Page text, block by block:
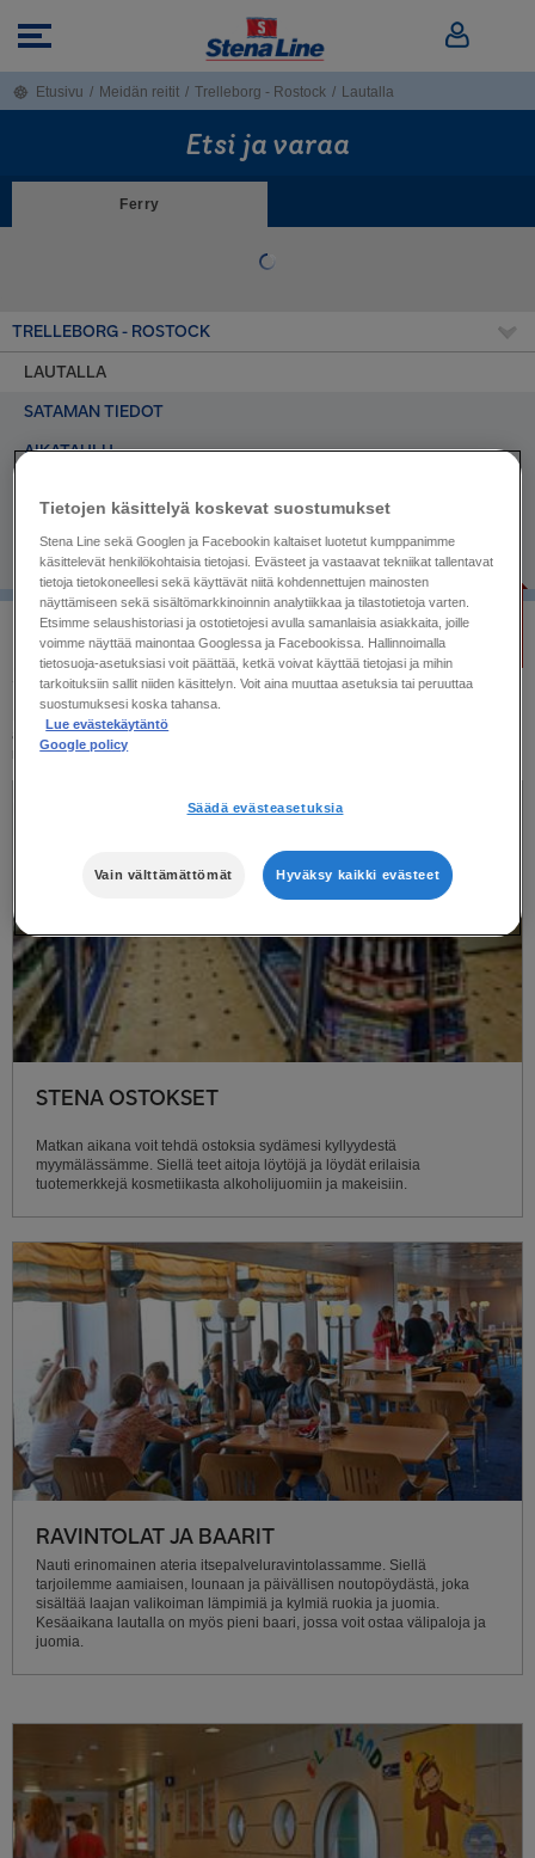
Etusivu / Meidän reitit / Trelleborg - Rostock / Lautalla
Etsi ja varaa
Ferry
TRELLEBORG - ROSTOCK
LAUTALLA
SATAMAN TIEDOT
AIKATAULU
SÄÄENNUSTE
HINTA ALKAEN€ 40,-
Auto + kuljettaja
MITÄ ODOTTAA
SINUA LAIVALLA?
Riippumatta siitä oletko liike- tai huvimatkalla, Stena Line tarjoaa sinulle
ainutlaatuisen matkakokemuksen, joka sisältää hauskanpitoa ja seikkailuja,
mukavuutta. Tervetuloa lautalle!
STENA OSTOKSET
Matkan aikana voit tehdä ostoksia sydämesi kyllyydestä
myymälässämme. Siellä teet aitoja löytöjä ja löydät erilaisia
tuotemerkkejä kosmetiikasta alkoholijuomiin ja makeisiin.
RAVINTOLAT JA BAARIT
Nauti erinomainen ateria itsepalveluravintolassamme. Siellä
tarjoilemme aamiaisen, lounaan ja päivällisen noutopöydästä, joka
sisältää laajan valikoiman lämpimiä ja kylmiä ruokia ja juomia.
Kesäaikana lautalla on myös pieni baari, jossa voit ostaa välipaloja ja
juomia.
Tietojen käsittelyä koskevat suostumukset
Stena Line sekä Googlen ja Facebookin kaltaiset luotetut kumppanimme
käsittelevät henkilökohtaisia tietojasi. Evästeet ja vastaavat tekniikat tallentavat
tietoja tietokoneellesi sekä käyttävät niitä kohdennettujen mainosten
näyttämiseen sekä sisältömarkkinoinnin analytiikkaa ja tilastotietoja varten.
Etsimme selaushistoriasi ja ostotietojesi avulla samanlaisia asiakkaita, joille
voimme näyttää mainontaa Googlessa ja Facebookissa. Hallinnoimalla
tietosuoja-asetuksiasi voit päättää, ketkä voivat käyttää tietojasi ja mihin
tarkoituksiin sallit niiden käsittelyn. Voit aina muuttaa asetuksia tai peruuttaa
suostumuksesi koska tahansa.
Lue evästekäytäntö
Google policy
Säädä evästeasetuksia
Vain välttämättömät Hyväksy kaikki evästeet